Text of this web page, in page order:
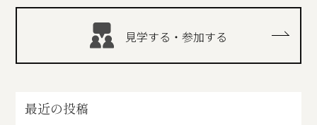
見学する・参加する
最近の投稿